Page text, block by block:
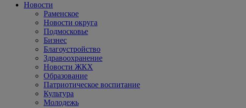
Новости
Раменское
Новости округа
Подмосковье
Бизнес
Благоустройство
Здравоохранение
Новости ЖКХ
Образование
Патриотическое воспитание
Культура
Молодежь